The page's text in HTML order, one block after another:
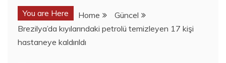
You are Here Home
Güncel
Brezilya’da kıyılarındaki petrolü temizleyen 17 kişi
hastaneye kaldırıldı